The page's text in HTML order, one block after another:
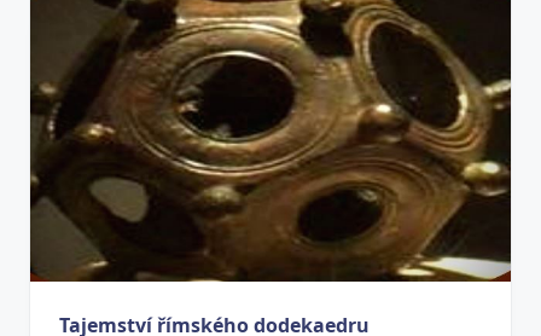
Tajemství římského dodekaedru